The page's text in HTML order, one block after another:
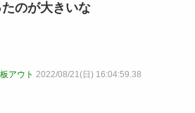
のが大きいな
アウト 2022/08/21(日) 16:04:59.38